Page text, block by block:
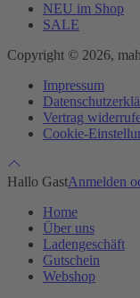
NEU im Shop
SALE
Copyright © 2026,
Impressum
Vertrag
Cookie-
Hallo GastAnmelden
Home
Über uns
Ladengeschäft
Gutschein
Webshop